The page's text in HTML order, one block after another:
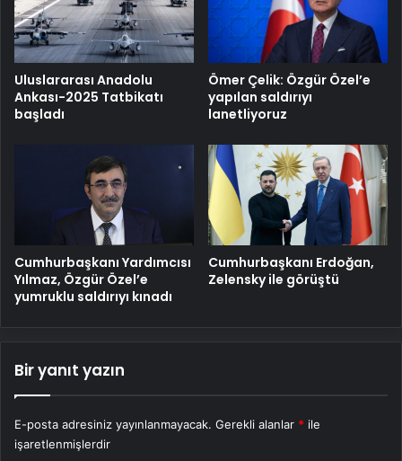
Uluslararası Anadolu
Ankası-2025 Tatbikatı
başladı
Ömer Çelik: Özgür Özel’e
yapılan saldırıyı
lanetliyoruz
Cumhurbaşkanı Yardımcısı
Yılmaz, Özgür Özel’e
yumruklu saldırıyı kınadı
Cumhurbaşkanı Erdoğan,
Zelensky ile görüştü
Bir yanıt yazın
E-posta adresiniz yayınlanmayacak. Gerekli alanlar * ile
işaretlenmişlerdir